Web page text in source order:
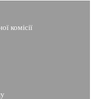
комісії